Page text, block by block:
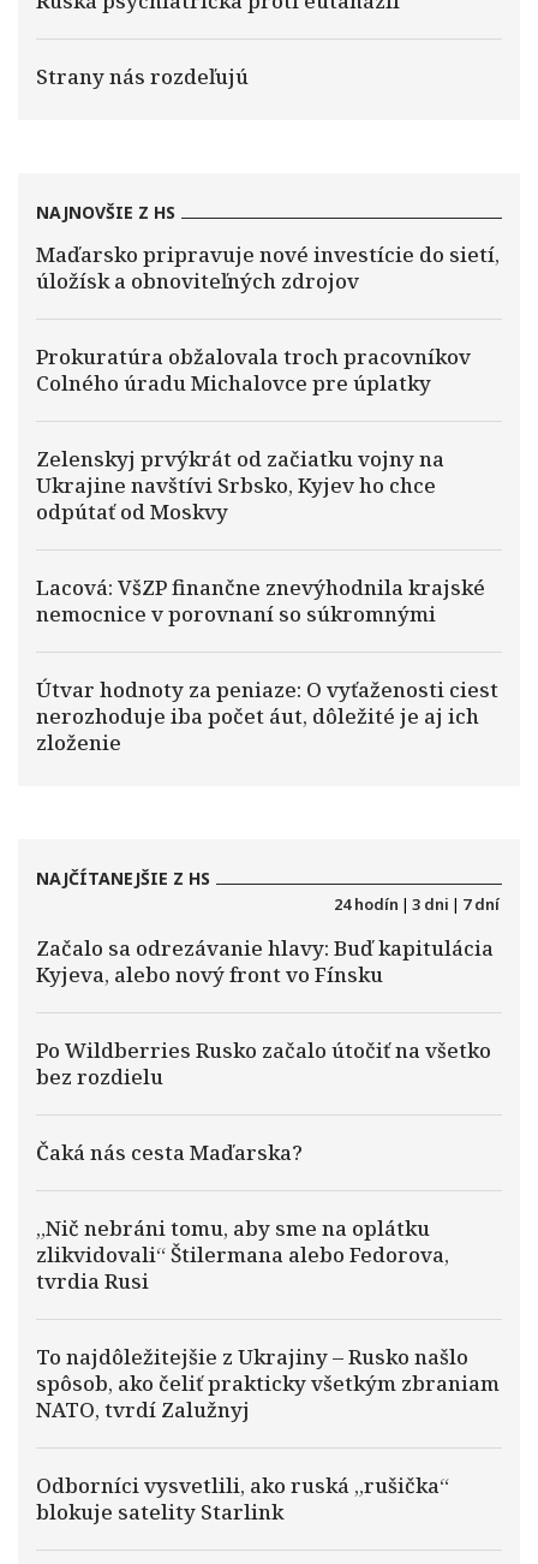
Strany nás rozdeľujú
NAJNOVŠIE Z HS
Maďarsko pripravuje nové investície do sietí,
úložísk a obnoviteľných zdrojov
Prokuratúra obžalovala troch pracovníkov
Colného úradu Michalovce pre úplatky
Zelenskyj prvýkrát od začiatku vojny na
Ukrajine navštívi Srbsko, Kyjev ho chce
odpútať od Moskvy
Lacová: VšZP finančne znevýhodnila krajské
nemocnice v porovnaní so súkromnými
Útvar hodnoty za peniaze: O vyťaženosti ciest
nerozhoduje iba počet áut, dôležité je aj ich
zloženie
NAJČÍTANEJŠIE Z HS
24 hodín | 3 dni | 7 dní
Začalo sa odrezávanie hlavy: Buď kapitulácia
Kyjeva, alebo nový front vo Fínsku
Po Wildberries Rusko začalo útočiť na všetko
bez rozdielu
Čaká nás cesta Maďarska?
„Nič nebráni tomu, aby sme na oplátku
zlikvidovali“ Štilermana alebo Fedorova,
tvrdia Rusi
To najdôležitejšie z Ukrajiny – Rusko našlo
spôsob, ako čeliť prakticky všetkým zbraniam
NATO, tvrdí Zalužnyj
Odborníci vysvetlili, ako ruská „rušička“
blokuje satelity Starlink